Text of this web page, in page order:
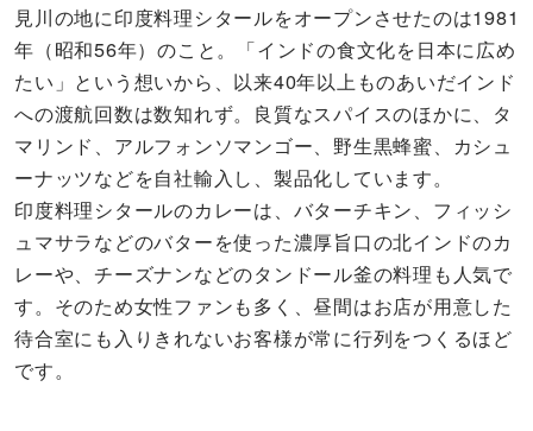
見川の地に印度料理シタールをオープンさせたのは1981
年（昭和56年）のこと。「インドの食文化を日本に広め
たい」という想いから、以来40年以上ものあいだインド
への渡航回数は数知れず。良質なスパイスのほかに、タ
マリンド、アルフォンソマンゴー、野生黒蜂蜜、カシュ
ーナッツなどを自社輸入し、製品化しています。
印度料理シタールのカレーは、バターチキン、フィッシ
ュマサラなどのバターを使った濃厚旨口の北インドのカ
レーや、チーズナンなどのタンドール釜の料理も人気で
す。そのため女性ファンも多く、昼間はお店が用意した
待合室にも入りきれないお客様が常に行列をつくるほど
です。